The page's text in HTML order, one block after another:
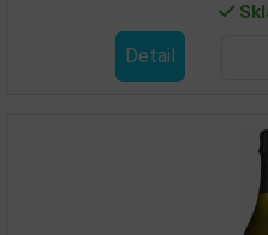
Detail